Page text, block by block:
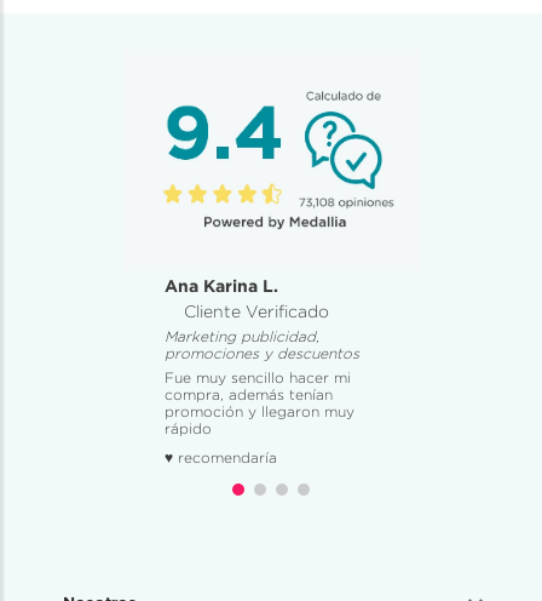
Ana Karina L.
Cliente Verificado
Marketing publicidad,
promociones y descuentos
Fue muy sencillo hacer mi
compra, además tenían
promoción y llegaron muy
rápido
♥ recomendaría